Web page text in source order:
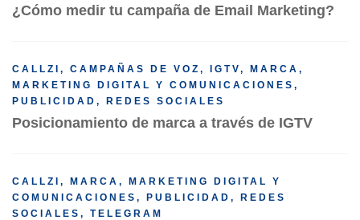
¿Cómo medir tu campaña de Email Marketing?
CALLZI , CAMPAÑAS DE VOZ , IGTV, MARCA ,
MARKETING DIGITAL Y COMUNICACIONES ,
PUBLICIDAD , REDES SOCIALES
Posicionamiento de marca a través de IGTV
CALLZI , MARCA , MARKETING DIGITAL Y
COMUNICACIONES , PUBLICIDAD , REDES
SOCIALES , TELEGRAM